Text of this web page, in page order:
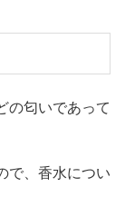
の匂いであって
で、香水につい